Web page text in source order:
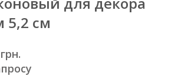
5,2 см